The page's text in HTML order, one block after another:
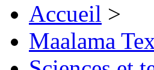
Accueil >
Maalama